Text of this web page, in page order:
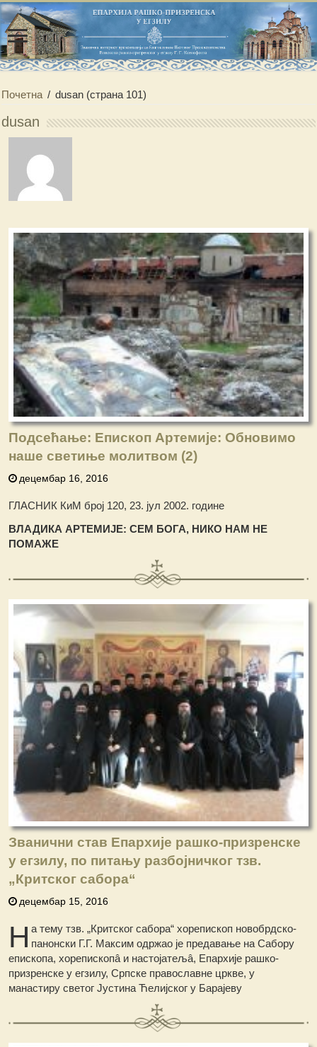
Почетна / dusan (страна 101)
dusan
Подсећање: Епископ Артемије: Обновимо
наше светиње молитвом (2)
децембар 16, 2016
ГЛАСНИК КиМ број 120, 23. јул 2002. године
ВЛАДИКА АРТЕМИЈЕ: СЕМ БОГА, НИКО НАМ НЕ
ПОМАЖЕ
Званични став Епархије рашко-призренске
у егзилу, по питању разбојничког тзв.
„Критског сабора“
децембар 15, 2016
Н а тему тзв. „Критског сабора“ хорепископ новобрдско-
панонски Г.Г. Максим одржао је предавање на Сабору
епископа, хорепископâ и настојатељâ, Епархије рашко-
призренске у егзилу, Српске православне цркве, у
манастиру светог Јустина Ћелијског у Барајеву